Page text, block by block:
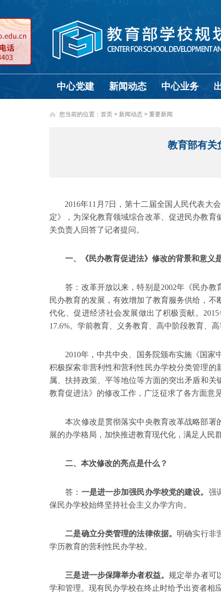
中心党建 新闻动态 中心业务
您当前的位置： 首页 > 新闻动态 > 重要新闻
教育部有关
2016年11月7日，第十二届全国人民代表大
定》，为深化教育领域综合改革、促进民办教
关负责人回答了记者提问。
一、《民办教育促进法》修改的背景和意义
答：改革开放以来，特别是2002年《民办教
民办教育的发展，有效增加了教育服务供给，
代化、促进经济社会发展做出了积极贡献。
17.6%。学前教育、义务教育、高中阶段教育、
2010年，中共中央、国务院颁布实施《国家中
积极探索非营利性和营利性民办学校分类管理
属、扶持政策、平等地位等方面的突出矛盾和
教育促进法》的修改工作，广泛征求了各方面意
本次修改是贯彻落实中央教育改革战略部署
展的办学格局，加快推进教育现代化，满足人
二、本次修改的亮点是什么？
答： 一是进一步加强民办学校党的建设。 强
保民办学校始终坚持社会主义办学方向。
二是确立分类管理的法律依据。 明确实行非
学历教育的营利性民办学校。
三是进一步保障举办者权益。 规定举办者可
学和管理。现有民办学校在终止时给予出资者相